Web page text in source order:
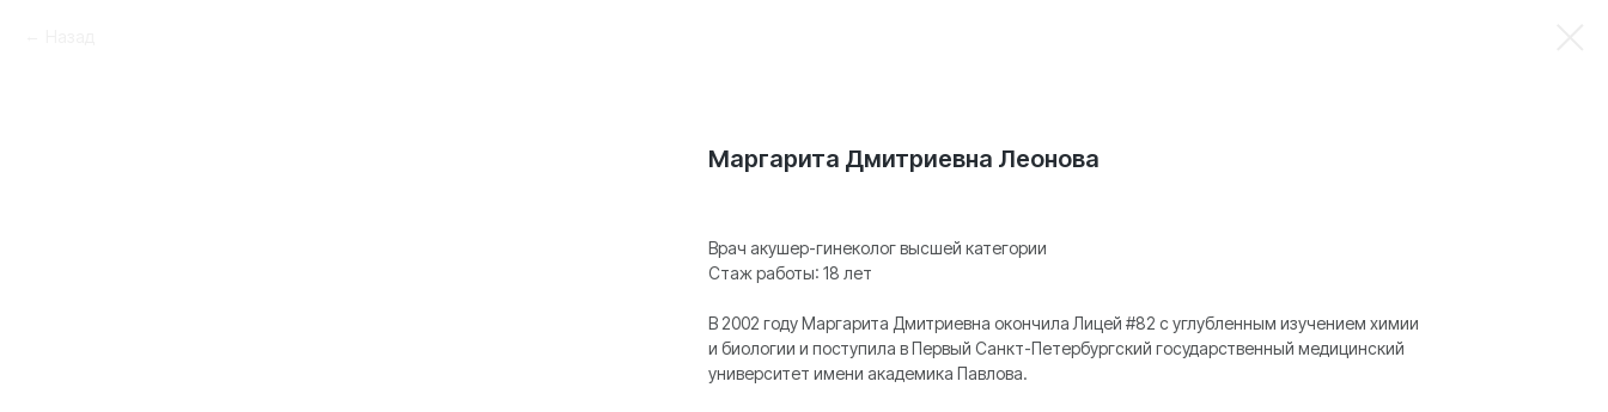
Маргарита Дмитриевна Леонова
Врач акушер-гинеколог высшей категории
Стаж работы: 18 лет
В 2002 году Маргарита Дмитриевна окончила Лицей #82 с углубленным изучением химии
и биологии и поступила в Первый Санкт-Петербургский государственный медицинский
университет имени академика Павлова.